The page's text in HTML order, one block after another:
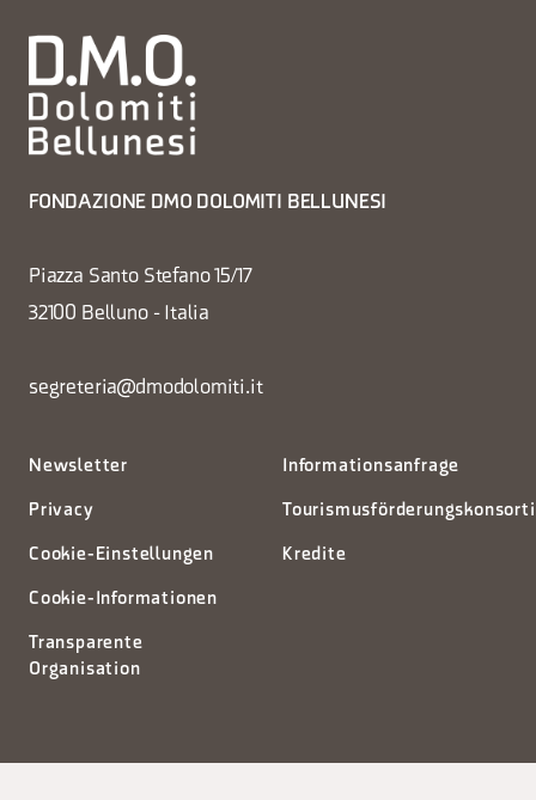
FONDAZIONE DMO DOLOMITI BELLUNESI
Piazza Santo Stefano 15/17
32100 Belluno - Italia
segreteria@dmodolomiti.it
Newsletter
Privacy
Cookie-Einstellungen
Cookie-Informationen
Transparente
Organisation
Informationsanfrage
Kredite